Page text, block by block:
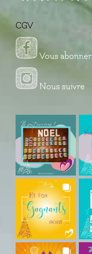
CGV
Vous abonner
Nous suivre